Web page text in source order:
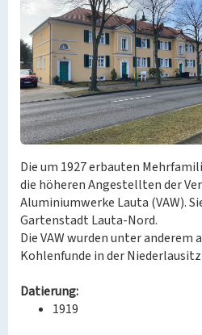
Die um 1927 erbauten
die höheren Angestellten der
Aluminiumwerke Lauta (VAW).
Gartenstadt Lauta-Nord.
Die VAW wurden unter anderem
Kohlenfunde in der
Datierung:
1919